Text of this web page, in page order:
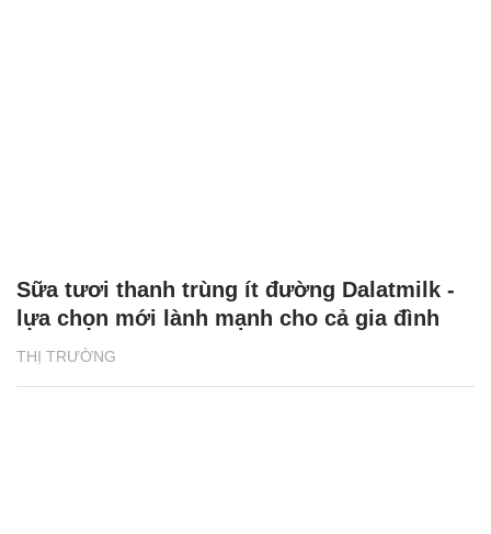
THỊ TRƯỜNG
Sữa tươi thanh trùng ít đường Dalatmilk -
lựa chọn mới lành mạnh cho cả gia đình